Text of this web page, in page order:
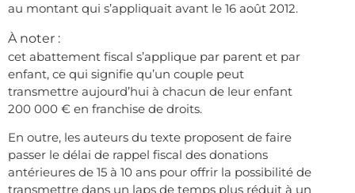
au montant qui s’appliquait avant le 16 août 2012.
À noter :
cet abattement fiscal s’applique par parent et par
enfant, ce qui signifie qu’un couple peut
transmettre aujourd’hui à chacun de leur enfant
200 000 € en franchise de droits.
En outre, les auteurs du texte proposent de faire
passer le délai de rappel fiscal des donations
antérieures de 15 à 10 ans pour offrir la possibilité de
transmettre dans un laps de temps plus réduit à un